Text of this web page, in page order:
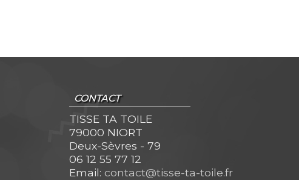
CONTACT
TISSE TA TOILE
79000 NIORT
Deux-Sèvres - 79
06 12 55 77 12
Email: contact@tisse-ta-toile.fr